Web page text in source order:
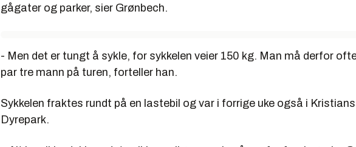
gågater og parker, sier Grønbech.
- Men det er tungt å sykle, for sykkelen veier 150 kg. Man må derfor
par tre mann på turen, forteller han.
Sykkelen fraktes rundt på en lastebil og var i forrige uke også i
Dyrepark.